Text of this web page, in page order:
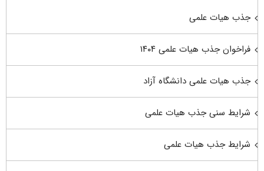
جذب هیات علمی
فراخوان جذب هیات علمی ۱۴۰۴
جذب هیات علمی دانشگاه آزاد
شرایط سنی جذب هیات علمی
شرایط جذب هیات علمی